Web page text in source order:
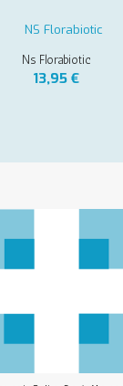
Ns Florabiotic
13,95€